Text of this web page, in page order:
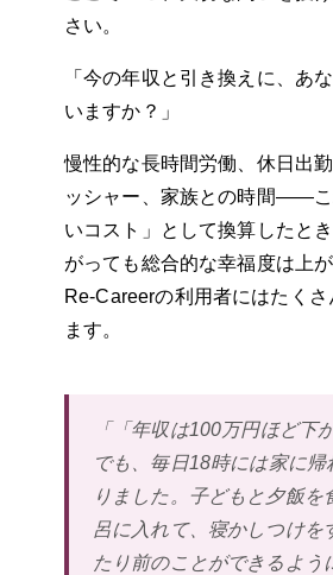
さい。
「今の年収と引き換えに、あ
いますか？」
慢性的な長時間労働、休日出
ッシャー、家族との時間――
いコスト」として換算したと
がっても総合的な幸福度は上
Re-Careerの利用者にはたく
ます。
「「年収は100万円ほど下
でも、毎日18時には家に帰
りました。子どもと夕飯を
呂に入れて、寝かしつけを
たり前のことができるよう